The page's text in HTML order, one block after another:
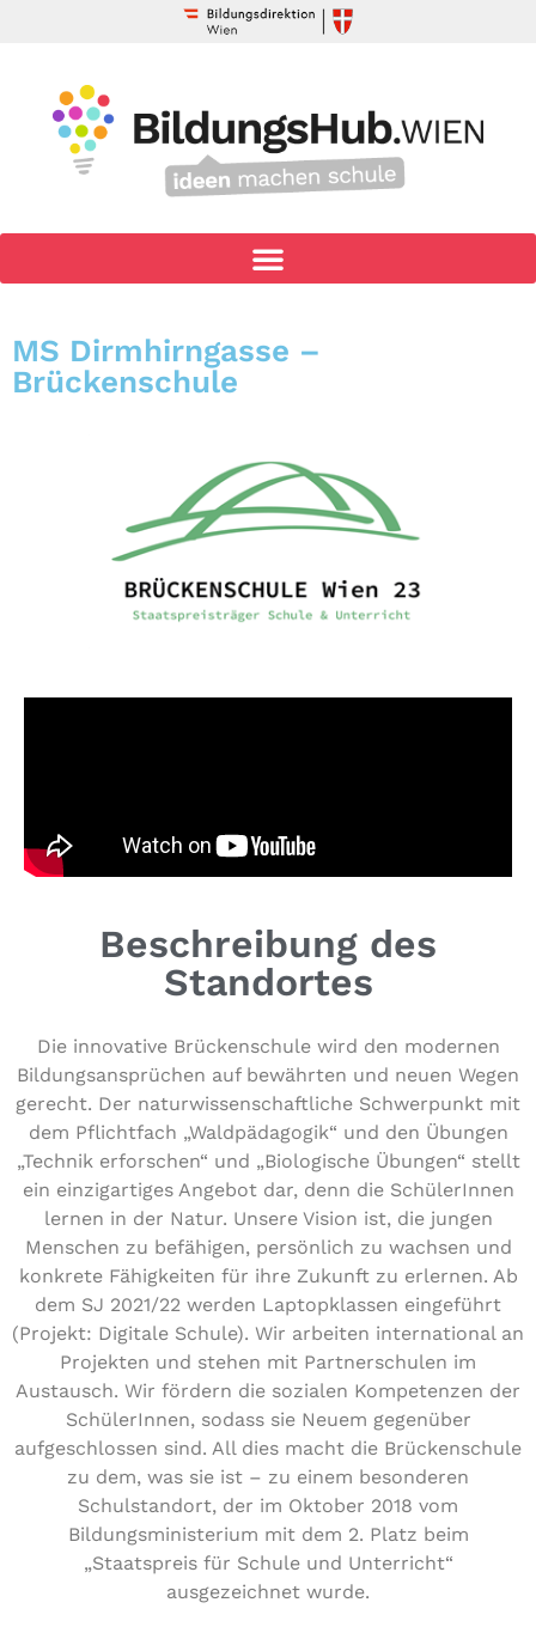
MS Dirmhirngasse –
Brückenschule
Beschreibung des
Standortes
Die inno­va­ti­ve Brü­cken­schu­le wird den modernen
Bil­dungs­an­sprü­chen auf bewährten und neuen Wegen
gerecht. Der natur­wis­sen­schaft­li­che Schwer­punkt mit
dem Pflicht­fach „Wald­päd­ago­gik“ und den Übungen
„Technik erfor­schen“ und „Bio­lo­gi­sche Übungen“ stellt
ein ein­zig­ar­ti­ges Angebot dar, denn die Schü­le­rIn­nen
lernen in der Natur. Unsere Vision ist, die jungen
Menschen zu befähigen, per­sön­lich zu wachsen und
konkrete Fähig­kei­ten für ihre Zukunft zu erlernen. Ab
dem SJ 2021/22 werden Lap­top­klas­sen ein­ge­führt
(Projekt: Digitale Schule). Wir arbeiten inter­na­tio­nal an
Projekten und stehen mit Part­ner­schu­len im
Austausch. Wir fördern die sozialen Kom­pe­ten­zen der
Schü­le­rIn­nen, sodass sie Neuem gegenüber
auf­ge­schlos­sen sind. All dies macht die Brü­cken­schu­le
zu dem, was sie ist – zu einem beson­de­ren
Schul­stand­ort, der im Oktober 2018 vom
Bil­dungs­mi­nis­te­ri­um mit dem 2. Platz beim
„Staats­preis für Schule und Unter­richt“
aus­ge­zeich­net wurde.